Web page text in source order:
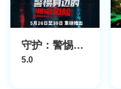
守护：警惕身边的泄密风险
5.0